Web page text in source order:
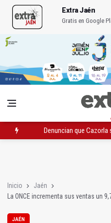
Extra Jaén
Gratis en Google
Denuncian que
Inicio
Jaén
La ONCE incrementa sus ventas un
JAÉN